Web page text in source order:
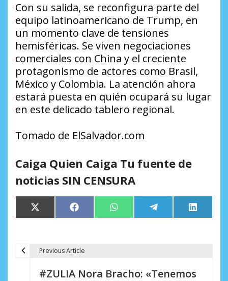
Con su salida, se reconfigura parte del
equipo latinoamericano de Trump, en
un momento clave de tensiones
hemisféricas. Se viven negociaciones
comerciales con China y el creciente
protagonismo de actores como Brasil,
México y Colombia. La atención ahora
estará puesta en quién ocupará su lugar
en este delicado tablero regional.
Tomado de ElSalvador.com
Caiga Quien Caiga Tu fuente de
noticias SIN CENSURA
Compartir
en
X
(Twitter)
Compartir
en
Facebook Compartir
en
WhatsApp Compartir
en
Telegram
en
LinkedIn
Previous Article
#ZULIA Nora Bracho: «Tenemos